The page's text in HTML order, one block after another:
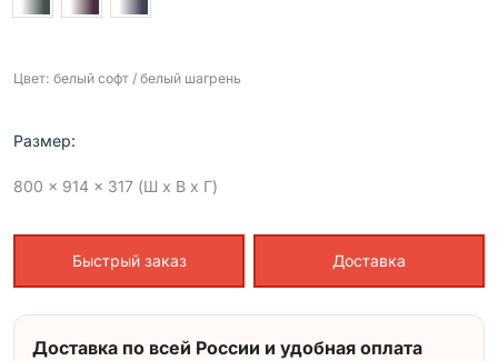
Цвет: белый софт / белый шагрень
Размер:
800 x 914 x 317 (Ш x В x Г)
Быстрый заказ Доставка
Доставка по всей России и удобная оплата